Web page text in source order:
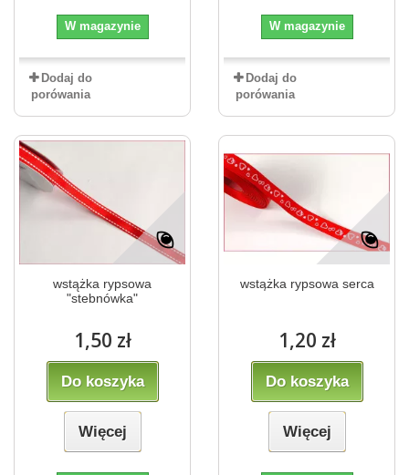
W magazynie
Dodaj do
porówania
W magazynie
Dodaj do
porówania
wstążka rypsowa
"stebnówka"
1,50 zł
Do koszyka
Więcej
wstążka rypsowa serca
1,20 zł
Do koszyka
Więcej